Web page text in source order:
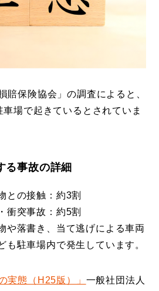
賠保険協会」の調査によると、
場で起きているとされていま
る事故の詳細
との接触：約3割
衝突事故：約5割
や落書き、当て逃げによる車両
も駐車場内で発生しています。
実態（H25版）」 一般社団法人